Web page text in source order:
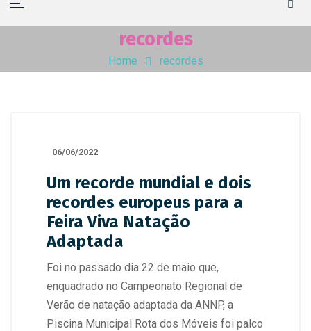
recordes
Home recordes
06/06/2022
Um recorde mundial e dois
recordes europeus para a
Feira Viva Natação
Adaptada
Foi no passado dia 22 de maio que,
enquadrado no Campeonato Regional de
Verão de natação adaptada da ANNP, a
Piscina Municipal Rota dos Móveis foi palco